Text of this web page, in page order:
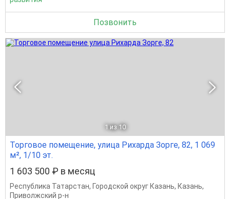
Позвонить
1 из 10
Торговое помещение, улица Рихарда Зорге, 82, 1 069
м², 1/10 эт.
1 603 500 ₽ в месяц
Республика Татарстан, Городской округ Казань, Казань,
Приволжский р-н